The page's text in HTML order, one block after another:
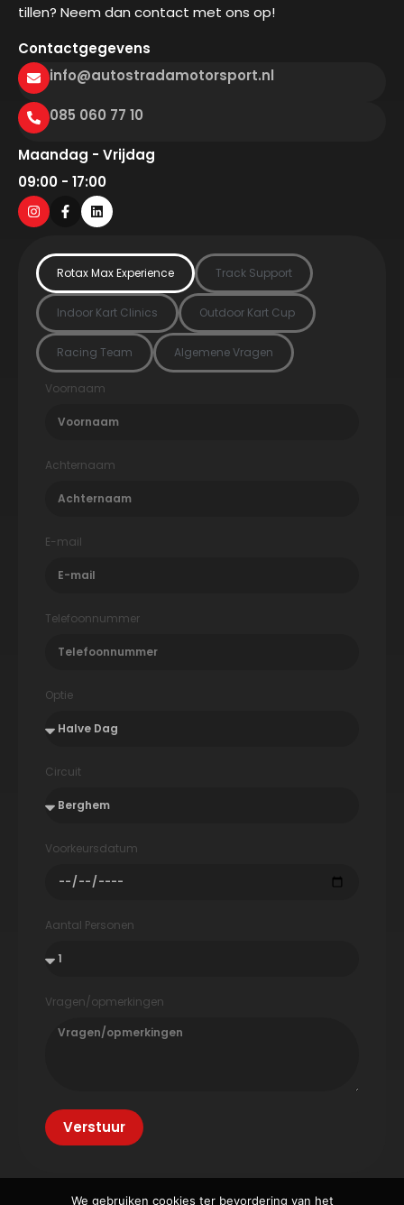
tillen? Neem dan contact met ons op!
Contactgegevens
info@autostradamotorsport.nl
085 060 77 10
Maandag - Vrijdag
09:00 - 17:00
Rotax Max Experience Track Support
Indoor Kart Clinics Outdoor Kart Cup
Racing Team Algemene Vragen
Voornaam
Achternaam
E-mail
Telefoonnummer
Optie
Circuit
Voorkeursdatum
Aantal Personen
Vragen/opmerkingen
Verstuur
We gebruiken cookies ter bevordering van het